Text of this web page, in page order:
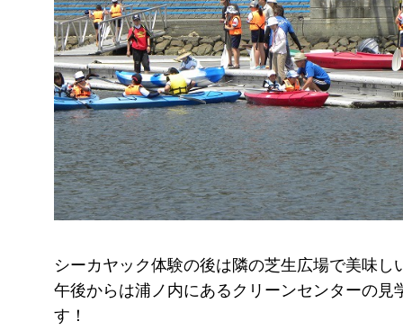
シーカヤック体験の後は隣の芝生広場で美味し
午後からは浦ノ内にあるクリーンセンターの見
す！